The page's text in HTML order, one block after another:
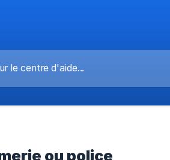
ou police